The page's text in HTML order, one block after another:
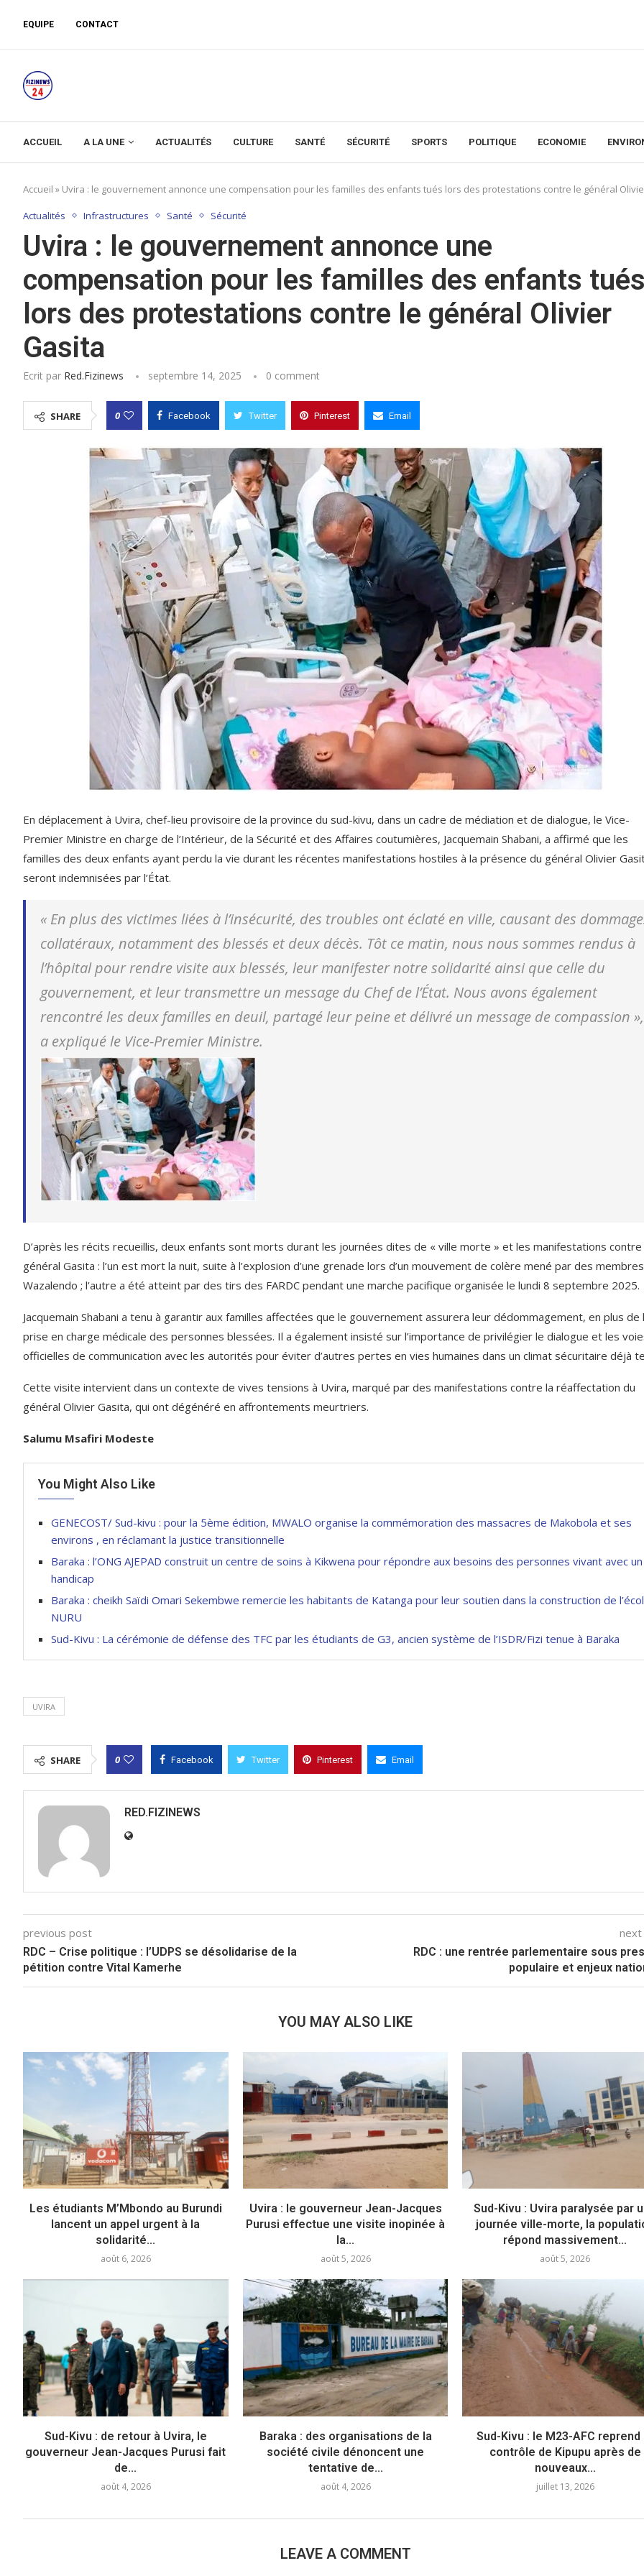
EQUIPE CONTACT
ACCUEIL A LA UNE ACTUALITÉS CULTURE SANTÉ SÉCURITÉ SPORTS POLITIQUE ECONOMIE
Accueil » Uvira : le gouvernement annonce une compensation pour les familles des enfants tués lors des protestations contre le général
Actualités Infrastructures Santé Sécurité
Uvira : le gouvernement annonce une
compensation pour les familles des enfants
lors des protestations contre le général Olivier
Gasita
Ecrit par Red.fizinews septembre 14, 2025 0 comment
SHARE 0 Facebook Twitter Pinterest Email
En déplacement à Uvira, chef-lieu provisoire de la province du sud-kivu, dans un cadre de médiation et de dialogue, le Vice-
Premier Ministre en charge de l’Intérieur, de la Sécurité et des Affaires coutumières, Jacquemain Shabani, a affirmé que les
familles des deux enfants ayant perdu la vie durant les récentes manifestations hostiles à la présence du général Olivier
seront indemnisées par l’État.
« En plus des victimes liées à l’insécurité, des troubles ont éclaté en ville, causant des
collatéraux, notamment des blessés et deux décès. Tôt ce matin, nous nous sommes rendus à
l’hôpital pour rendre visite aux blessés, leur manifester notre solidarité ainsi que celle du
gouvernement, et leur transmettre un message du Chef de l’État. Nous avons également
rencontré les deux familles en deuil, partagé leur peine et délivré un message de compassion »,
a expliqué le Vice-Premier Ministre.
D’après les récits recueillis, deux enfants sont morts durant les journées dites de « ville morte » et les manifestations contre
général Gasita : l’un est mort la nuit, suite à l’explosion d’une grenade lors d’un mouvement de colère mené par des
Wazalendo ; l’autre a été atteint par des tirs des FARDC pendant une marche pacifique organisée le lundi 8 septembre 2025.
Jacquemain Shabani a tenu à garantir aux familles affectées que le gouvernement assurera leur dédommagement, en plus de
prise en charge médicale des personnes blessées. Il a également insisté sur l’importance de privilégier le dialogue et les
officielles de communication avec les autorités pour éviter d’autres pertes en vies humaines dans un climat sécuritaire déjà
Cette visite intervient dans un contexte de vives tensions à Uvira, marqué par des manifestations contre la réaffectation du
général Olivier Gasita, qui ont dégénéré en affrontements meurtriers.
Salumu Msafiri Modeste
You Might Also Like
GENECOST/ Sud-kivu : pour la 5ème édition, MWALO organise la commémoration des massacres de Makobola et ses
environs , en réclamant la justice transitionnelle
Baraka : l’ONG AJEPAD construit un centre de soins à Kikwena pour répondre aux besoins des personnes vivant avec un
handicap
Baraka : cheikh Saïdi Omari Sekembwe remercie les habitants de Katanga pour leur soutien dans la construction de
NURU
Sud-Kivu : La cérémonie de défense des TFC par les étudiants de G3, ancien système de l’ISDR/Fizi tenue à Baraka
UVIRA
SHARE 0 Facebook Twitter Pinterest Email
RED.FIZINEWS
previous post
RDC – Crise politique : l’UDPS se désolidarise de la
pétition contre Vital Kamerhe
RDC : une rentrée parlementaire sous
populaire et enjeux
YOU MAY ALSO LIKE
Les étudiants M’Mbondo au Burundi
lancent un appel urgent à la
solidarité...
août 6, 2026
Uvira : le gouverneur Jean-Jacques
Purusi effectue une visite inopinée à
la...
août 5, 2026
Sud-Kivu : Uvira paralysée par
journée ville-morte, la
répond massivement...
août 5, 2026
Sud-Kivu : de retour à Uvira, le
gouverneur Jean-Jacques Purusi fait
de...
août 4, 2026
Baraka : des organisations de la
société civile dénoncent une
tentative de...
août 4, 2026
Sud-Kivu : le M23-AFC reprend
contrôle de Kipupu après de
nouveaux...
juillet 13, 2026
LEAVE A COMMENT